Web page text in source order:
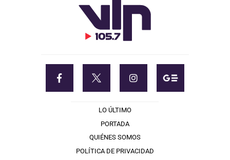
LO ÚLTIMO
PORTADA
QUIÉNES SOMOS
POLÍTICA DE PRIVACIDAD